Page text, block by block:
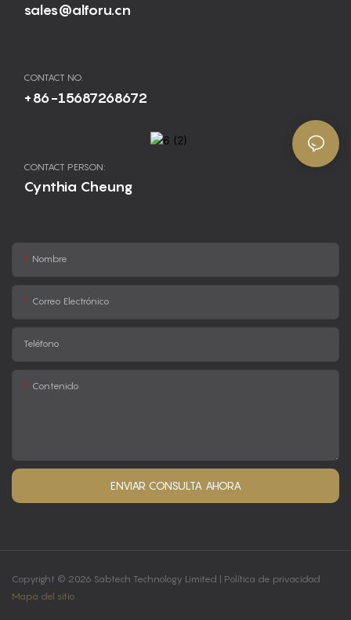
sales@alforu.cn
CONTACT NO.
+86-15687268672
CONTACT PERSON:
Cynthia Cheung
Nombre
Correo Electrónico
Teléfono
Contenido
ENVIAR CONSULTA AHORA
Copyright © 2026 Sabtech Technology Limited | Política de privacidad
Mapa del sitio